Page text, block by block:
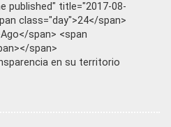
published" title="2017-08-
class="day">24</span>
span> <span
span>
en su territorio